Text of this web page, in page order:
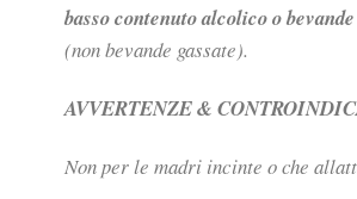
basso contenuto alcolico o
(non bevande gassate).
AVVERTENZE &
Non per le madri incinte o che